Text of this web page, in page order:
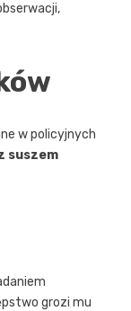
w policyjnych
suszem
grozi mu